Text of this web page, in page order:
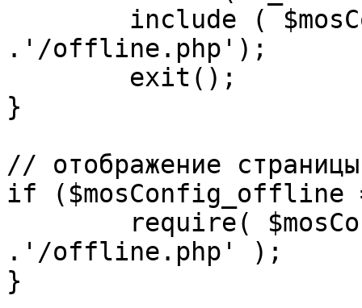
.'/offline.php');
}
// отображение
if ($mosConfig_offline
.'/offline.php' );
}